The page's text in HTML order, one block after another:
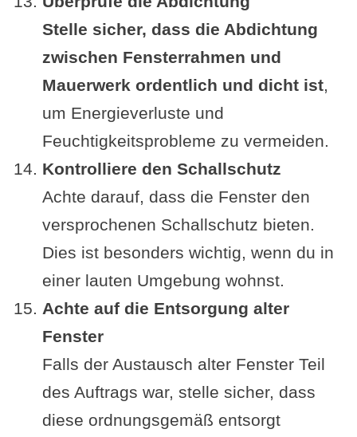
Stelle sicher, dass die Abdichtung
zwischen Fensterrahmen und
Mauerwerk ordentlich und dicht ist,
um Energieverluste und
Feuchtigkeitsprobleme zu vermeiden.
Kontrolliere den Schallschutz
Achte darauf, dass die Fenster den
versprochenen Schallschutz bieten.
Dies ist besonders wichtig, wenn du in
einer lauten Umgebung wohnst.
Achte auf die Entsorgung alter
Fenster
Falls der Austausch alter Fenster Teil
des Auftrags war, stelle sicher, dass
diese ordnungsgemäß entsorgt